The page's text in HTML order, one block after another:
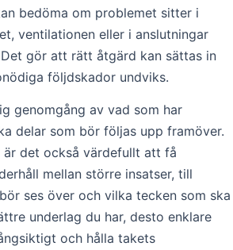
bedöma om problemet sitter i
ventilationen eller i anslutningar
gör att rätt åtgärd kan sättas in
följdskador undviks.
genomgång av vad som har
delar som bör följas upp framöver.
är det också värdefullt att få
mellan större insatser, till
ses över och vilka tecken som ska
underlag du har, desto enklare
och hålla takets